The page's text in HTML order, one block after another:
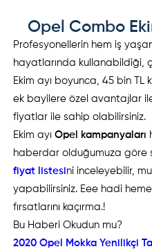
Opel Combo
Profesyonellerin hem iş
hayatlarında kullanabildiği,
Ekim ayı boyunca, 45 bin TL
ek bayilere özel avantajlar
fiyatlar ile sahip olabilirsiniz.
Ekim ayıOpel kampanyaları
haberdar olduğumuza göre
fiyat listesi ni inceleyebilir,
yapabilirsiniz. Eee hadi
fırsatlarını kaçırma.!
Bu Haberi Okudun mu?
2020 Opel Mokka Yenilikçi